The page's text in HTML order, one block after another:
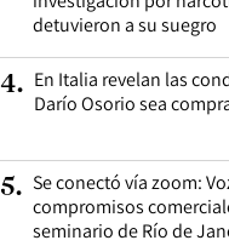
detuvieron a su suegro
4. En Italia revelan las
Darío Osorio sea
5. Se conectó vía zoom:
compromisos
seminario de Río de